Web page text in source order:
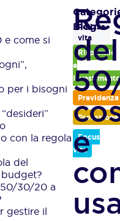
e come si
per i bisogni
con la regola
del
50/30/20 a
gestire il
Glossario
Polizza
vita
Blog
Risparmio
e
Investimento
Previdenza
Protezione
Focus
vita
Siamo
in
vita
e
ai
bisogni
di
e
del
e